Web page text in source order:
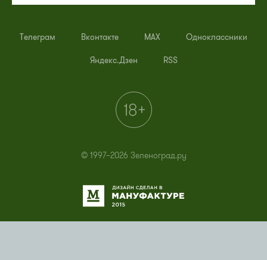
Телеграм Вконтакте MAX Одноклассники
Яндекс.Дзен RSS
© 1997–2026 Зеленоград.ру